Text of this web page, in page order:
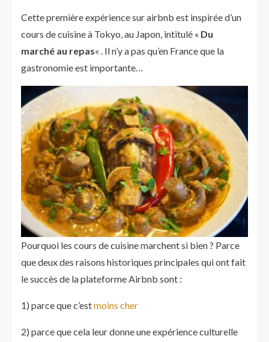
Cette première expérience sur airbnb est inspirée d’un
cours de cuisine à Tokyo, au Japon, intitulé « Du
marché au repas« . Il n’y a pas qu’en France que la
gastronomie est importante…
Pourquoi les cours de cuisine marchent si bien ? Parce
que deux des raisons historiques principales qui ont fait
le succès de la plateforme Airbnb sont :
1) parce que c’estmoins cher
2) parce que cela leur donne une expérience culturelle